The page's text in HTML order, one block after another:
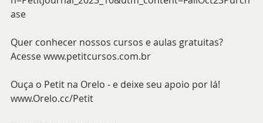
ase
Quer conhecer nossos cursos e aulas gratuitas?
Acesse www.petitcursos.com.br
Ouça o Petit na Orelo - e deixe seu apoio por lá!
www.Orelo.cc/Petit